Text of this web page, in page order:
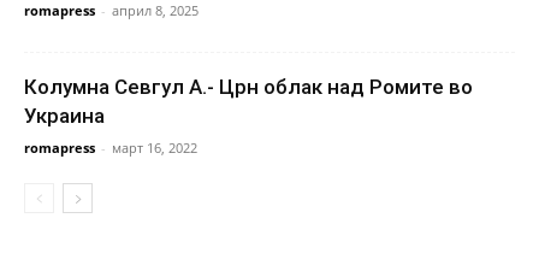
romapress - април 8, 2025
Колумна Севгул А.- Црн облак над Ромите во
Украина
romapress - март 16, 2022